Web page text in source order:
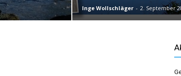
Inge Wollschläger - 2. September